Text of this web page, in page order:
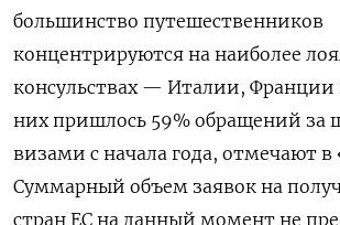
большинство путешественников
концентрируются на наиболее
консульствах — Италии,
них пришлось 59% обращений за
визами с начала года, отмечают в
Суммарный объем заявок на
стран ЕС на данный момент не